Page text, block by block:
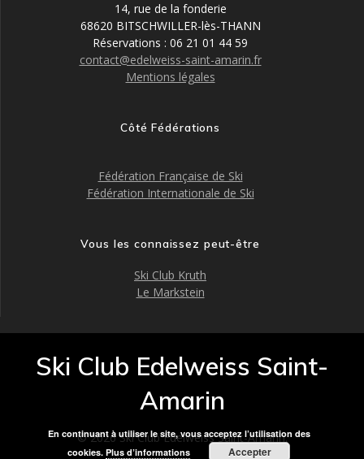
14, rue de la fonderie
68620 BITSCHWILLER-lès-THANN
Réservations : 06 21 01 44 59
contact@edelweiss-saint-amarin.fr
Mentions légales
Côté Fédérations
Fédération Française de Ski
Fédération Internationale de Ski
Vous les connaissez peut-être
Ski Club Kruth
Le Markstein
Ski Club Edelweiss Saint-
Amarin
© 2026 Ski Club Edelweiss Saint-Amarin.
En continuant à utiliser le site, vous acceptez l’utilisation des
cookies.Plus d’informations Accepter